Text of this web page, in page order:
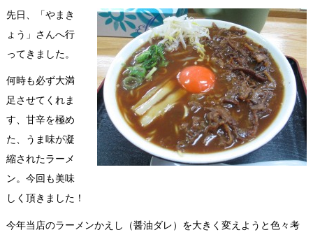
先日、「やまき
ょう」さんへ行
ってきました。
何時も必ず大満
足させてくれま
す、甘辛を極め
た、うま味が凝
縮されたラーメ
ン。今回も美味
しく頂きました！
今年当店のラーメンかえし（醤油ダレ）を大きく変えようと色々考